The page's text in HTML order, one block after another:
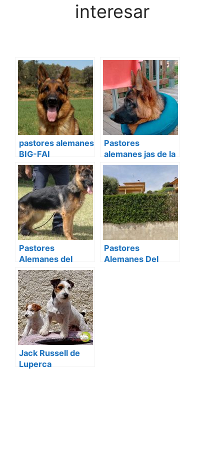
interesar
pastores alemanes
BIG-FAI
Pastores
alemanes jas de la
guineu
Pastores
Alemanes del
Llobregat
Pastores
Alemanes Del
Jack Russell de
Luperca